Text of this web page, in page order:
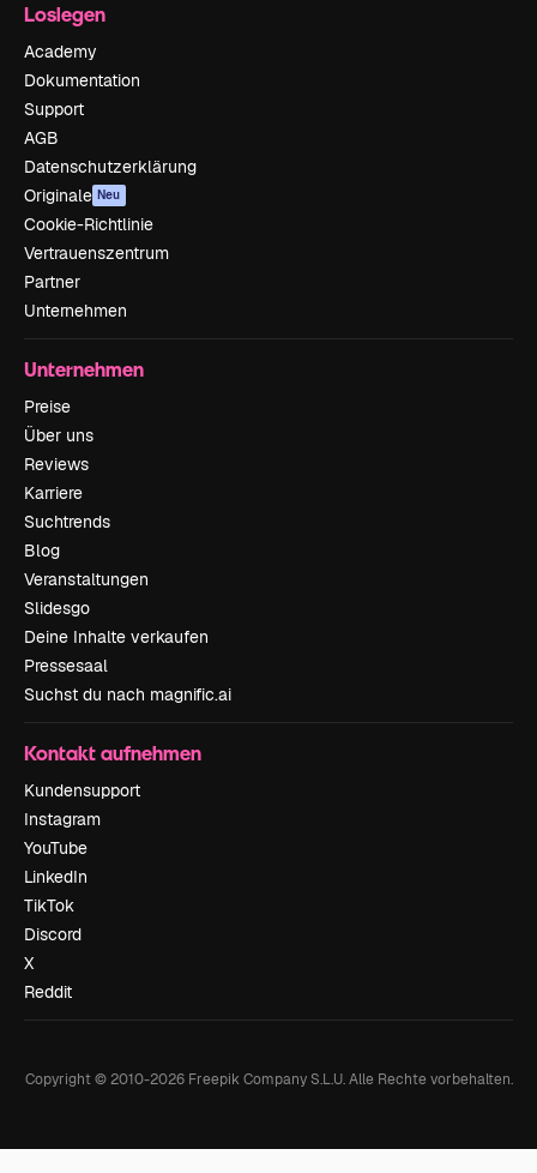
Loslegen
Academy
Dokumentation
Support
AGB
Datenschutzerklärung
Originale Neu
Cookie-Richtlinie
Vertrauenszentrum
Partner
Unternehmen
Unternehmen
Preise
Über uns
Reviews
Karriere
Suchtrends
Blog
Veranstaltungen
Slidesgo
Deine Inhalte verkaufen
Pressesaal
Suchst du nach magnific.ai
Kontakt aufnehmen
Kundensupport
Instagram
YouTube
LinkedIn
TikTok
Discord
X
Reddit
Copyright © 2010-2026Freepik Company S.L.U. Alle Rechte vorbehalten.